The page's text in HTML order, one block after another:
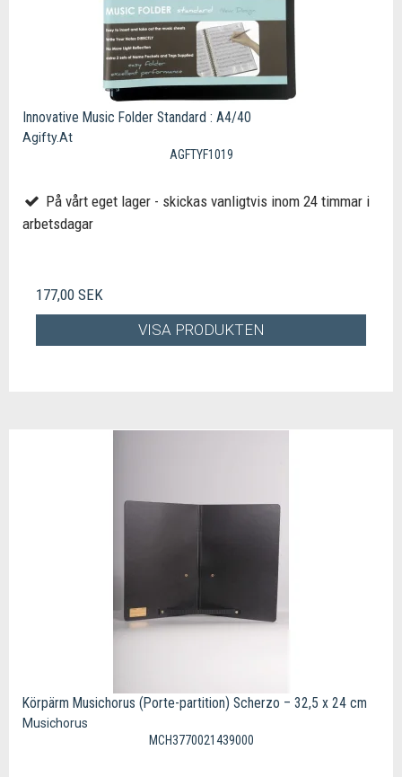
Innovative Music Folder Standard : A4/40
Agifty.At
AGFTYF1019
På vårt eget lager - skickas vanligtvis inom 24 timmar i
arbetsdagar
177,00 SEK
VISA PRODUKTEN
Körpärm Musichorus (Porte-partition) Scherzo – 32,5 x 24 cm
Musichorus
MCH3770021439000